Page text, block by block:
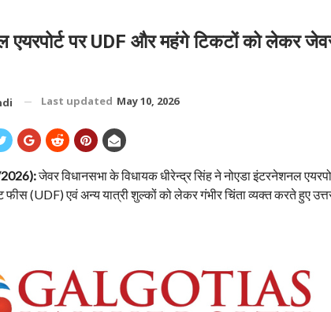
एयरपोर्ट पर UDF और महंगे टिकटों को लेकर
Last updated May 10, 2026
जेवर विधानसभा के विधायक धीरेन्द्र सिंह ने नोएडा इंटरनेशनल
(UDF) एवं अन्य यात्री शुल्कों को लेकर गंभीर चिंता व्यक्त करते हुए